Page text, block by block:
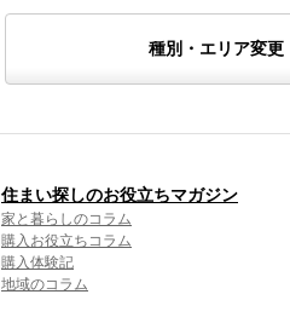
種別・エリア変更
住まい探しのお役立ちマガジン
家と暮らしのコラム
購入お役立ちコラム
購入体験記
地域のコラム